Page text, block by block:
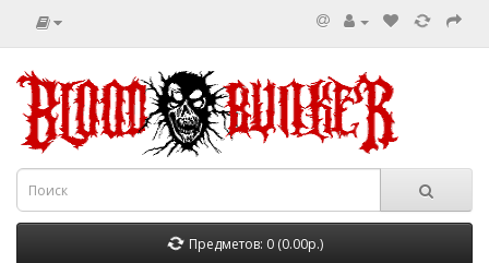
Предметов: 0 (0.00р.)